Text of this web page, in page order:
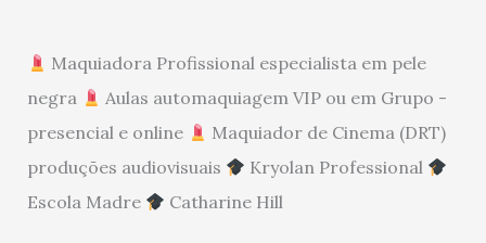
Maquiadora Profissional especialista em pele
negra
Aulas automaquiagem VIP ou em Grupo -
presencial e online
Maquiador de Cinema (DRT)
produções audiovisuais
Kryolan Professional
Escola Madre
Catharine Hill